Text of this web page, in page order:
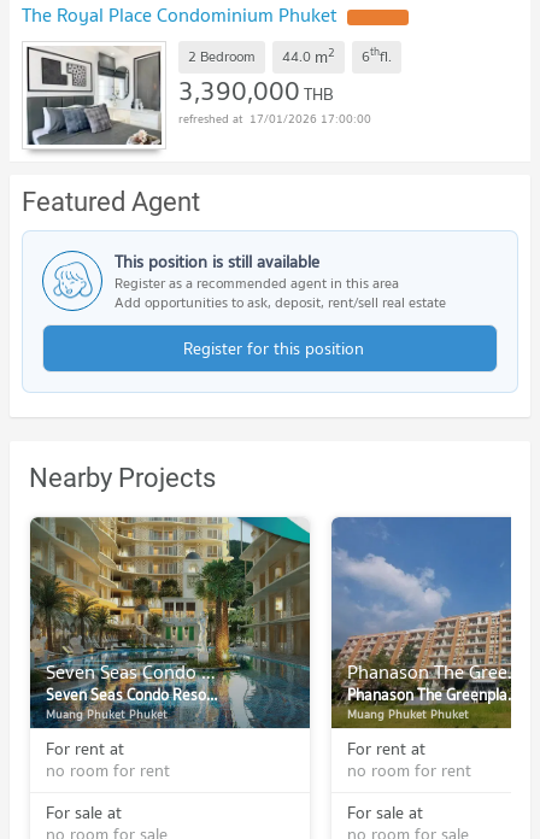
The Royal Place Condominium Phuket
2 Bedroom 44.0 m2 6thfl.
3,390,000THB
17/01/2026 17:00:00
Featured Agent
This position is still available
Register as a recommended agent in this area
Add opportunities to ask, deposit, rent/sell real estate
Register for this position
Nearby Projects
Seven Seas Condo Resort Phuket
Seven Seas Condo Resort Phuket
Muang Phuket Phuket
For rent at
no room for rent
For sale at
Phanason The Greenplaces Condominium
Phanason The Greenplaces Condominium
Muang Phuket Phuket
For rent at
no room for rent
For sale at